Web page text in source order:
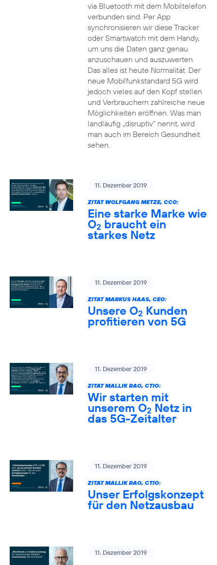
via Bluetooth mit dem Mobiltelefon
verbunden sind. Per App
synchronisieren wir diese Tracker
oder Smartwatch mit dem Handy,
um uns die Daten ganz genau
anzuschauen und auszuwerten.
Das alles ist heute Normalität. Der
neue Mobilfunkstandard 5G wird
jedoch vieles auf den Kopf stellen
und Verbrauchern zahlreiche neue
Möglichkeiten eröffnen. Was man
landläufig „disruptiv“ nennt, wird
man auch im Bereich Gesundheit
sehen.
11. Dezember 2019
ZITAT WOLFGANG METZE, CCO:
Eine starke Marke wie
O2 braucht ein
starkes Netz
11. Dezember 2019
ZITAT MARKUS HAAS, CEO:
Unsere O2 Kunden
profitieren von 5G
11. Dezember 2019
ZITAT MALLIK RAO, CTIO:
Wir starten mit
unserem O2 Netz in
das 5G-Zeitalter
11. Dezember 2019
ZITAT MALLIK RAO, CTIO:
Unser Erfolgskonzept
für den Netzausbau
11. Dezember 2019